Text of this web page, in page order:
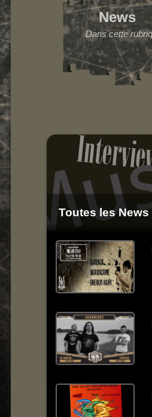
News
Dans cette
Toutes les